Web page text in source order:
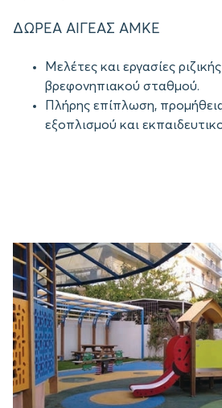
ΔΩΡΕΑ ΑΙΓΕΑΣ ΑΜΚΕ
Μελέτες και εργασίες
βρεφονηπιακού σταθμού.
Πλήρης επίπλωση,
εξοπλισμού και